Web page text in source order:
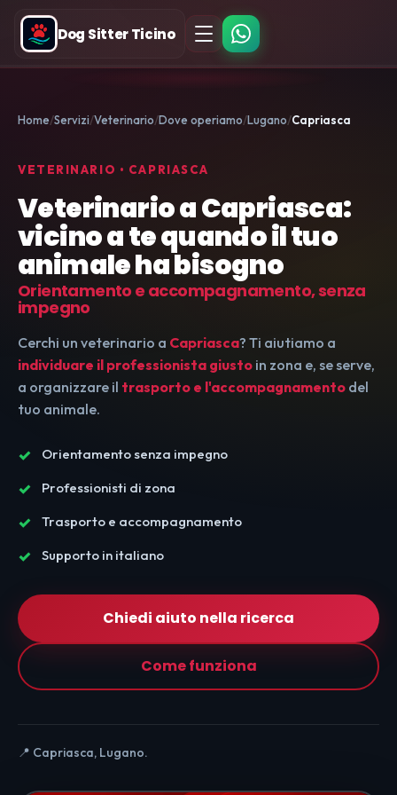
Dog Sitter Ticino
Home Servizi Veterinario Dove operiamo Lugano Capriasca
VETERINARIO • CAPRIASCA
Veterinario a Capriasca:
vicino a te quando il tuo
animale ha bisogno
Orientamento e accompagnamento, senza
impegno
Cerchi un veterinario a Capriasca? Ti aiutiamo a
individuare il professionista giusto in zona e, se serve,
a organizzare il trasporto e l'accompagnamento del
tuo animale.
Orientamento senza impegno
Professionisti di zona
Trasporto e accompagnamento
Supporto in italiano
Chiedi aiuto nella ricerca
Come funziona
📍 Capriasca, Lugano.